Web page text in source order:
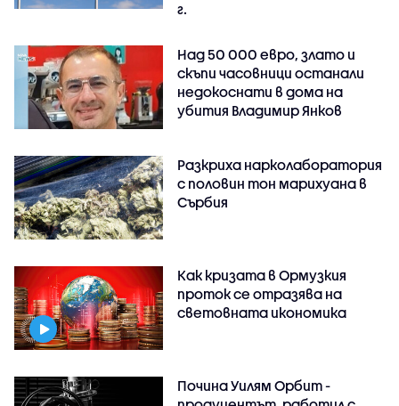
г.
Над 50 000 евро, злато и
скъпи часовници останали
недокоснати в дома на
убития Владимир Янков
Разкриха нарколаборатория
с половин тон марихуана в
Сърбия
Как кризата в Ормузкия
проток се отразява на
световната икономика
Почина Уилям Орбит -